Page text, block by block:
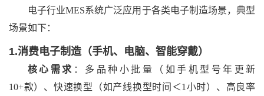
电子行业MES系统广泛应用于各类电子制造场景，典型
场景如下：
1.消费电子制造（手机、电脑、智能穿戴）
核心需求 ：多品种小批量（如手机型号年更新
10+款）、快速换型（如产线换型时间＜1小时）、高良率